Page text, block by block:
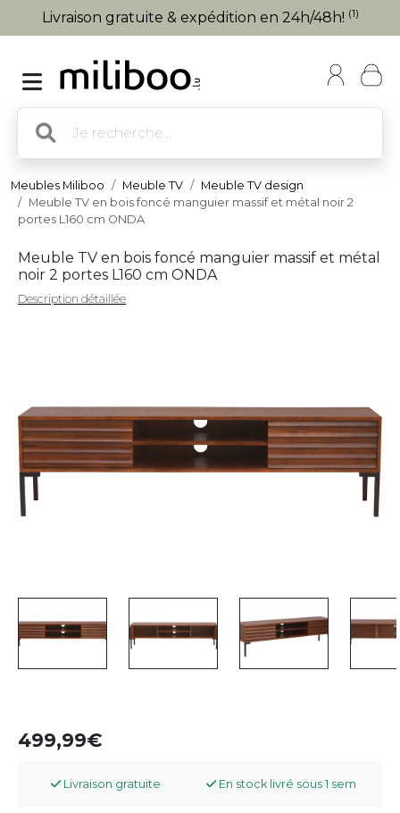
Livraison gratuite & expédition en 24h/48h! (1)
Meubles Miliboo Meuble TV
Meuble TV design
Meuble TV en bois foncé manguier massif et métal noir 2
portes L160 cm ONDA
Meuble TV en bois foncé manguier massif et métal
noir 2 portes L160 cm ONDA
Description détaillée
499,99
Livraison gratuite En stock livré sous 1 sem